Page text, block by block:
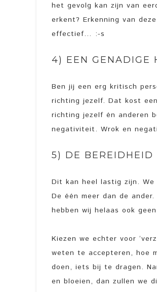
het gevolg kan zijn van
erkent? Erkenning van
effectief… :-s
4) EEN GENADIGE
Ben jij een erg kritisch
richting jezelf. Dat kost
richting jezelf én anderen
negativiteit. Wrok en
5) DE BEREIDHEID
Dit kan heel lastig zijn. We
De één meer dan de
hebben wij helaas ook
Kiezen we echter voor
weten te accepteren, hoe
doen, iets bij te dragen.
en bloeien, dan zullen we